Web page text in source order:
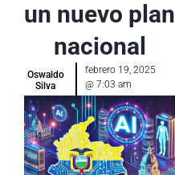
un nuevo plan
nacional
Oswaldo
Silva
febrero 19, 2025
@ 7:03 am